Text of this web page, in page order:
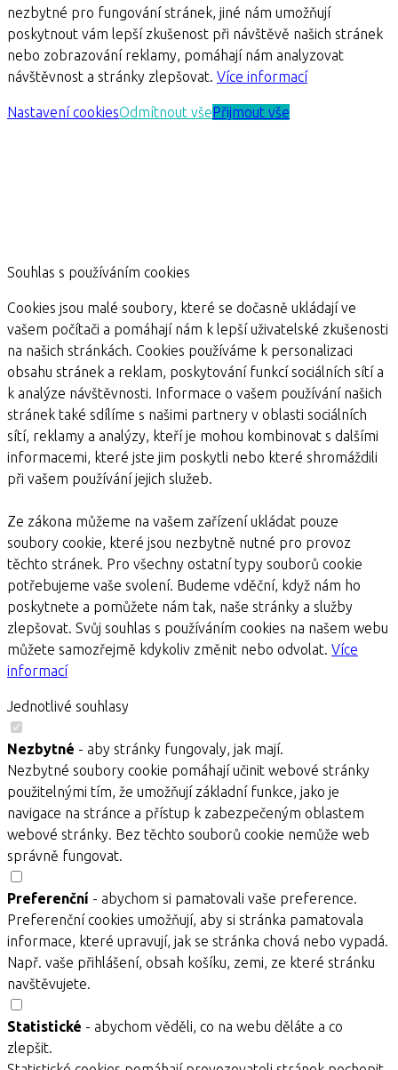
nezbytné pro fungování stránek, jiné nám umožňují
poskytnout vám lepší zkušenost při návštěvě našich stránek
nebo zobrazování reklamy, pomáhají nám analyzovat
návštěvnost a stránky zlepšovat. Více informací
Nastavení cookiesOdmítnout všePřijmout vše
Souhlas s používáním cookies
Cookies jsou malé soubory, které se dočasně ukládají ve
vašem počítači a pomáhají nám k lepší uživatelské zkušenosti
na našich stránkách. Cookies používáme k personalizaci
obsahu stránek a reklam, poskytování funkcí sociálních sítí a
k analýze návštěvnosti. Informace o vašem používání našich
stránek také sdílíme s našimi partnery v oblasti sociálních
sítí, reklamy a analýzy, kteří je mohou kombinovat s dalšími
informacemi, které jste jim poskytli nebo které shromáždili
při vašem používání jejich služeb.
Ze zákona můžeme na vašem zařízení ukládat pouze
soubory cookie, které jsou nezbytně nutné pro provoz
těchto stránek. Pro všechny ostatní typy souborů cookie
potřebujeme vaše svolení. Budeme vděční, když nám ho
poskytnete a pomůžete nám tak, naše stránky a služby
zlepšovat. Svůj souhlas s používáním cookies na našem webu
můžete samozřejmě kdykoliv změnit nebo odvolat. Více
informací
Jednotlivé souhlasy
Nezbytné - aby stránky fungovaly, jak mají.
Nezbytné soubory cookie pomáhají učinit webové stránky
použitelnými tím, že umožňují základní funkce, jako je
navigace na stránce a přístup k zabezpečeným oblastem
webové stránky. Bez těchto souborů cookie nemůže web
správně fungovat.
Preferenční - abychom si pamatovali vaše preference.
Preferenční cookies umožňují, aby si stránka pamatovala
informace, které upravují, jak se stránka chová nebo vypadá.
Např. vaše přihlášení, obsah košíku, zemi, ze které stránku
navštěvujete.
Statistické - abychom věděli, co na webu děláte a co
zlepšit.